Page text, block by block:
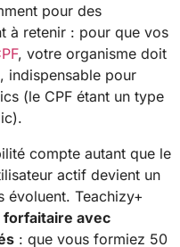
pour des
à retenir : pour que vos
, votre organisme doit
, indispensable pour
(le CPF étant un type
compte autant que le
actif devient un
évoluent. Teachizy+
avec
: que vous formiez 50